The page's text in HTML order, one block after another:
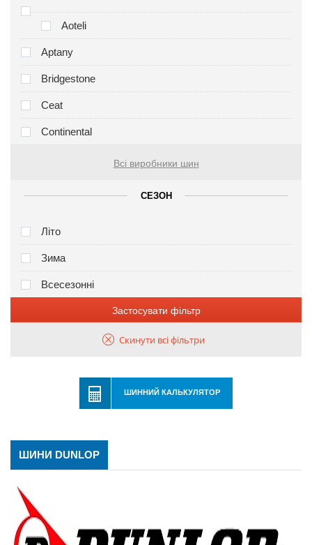
Aoteli
Aptany
Bridgestone
Ceat
Continental
Всі виробники шин
СЕЗОН
Літо
Зима
Всесезонні
Застосувати фільтр
Скинути всі фільтри
ШИННИЙ КАЛЬКУЛЯТОР
ШИНИ DUNLOP